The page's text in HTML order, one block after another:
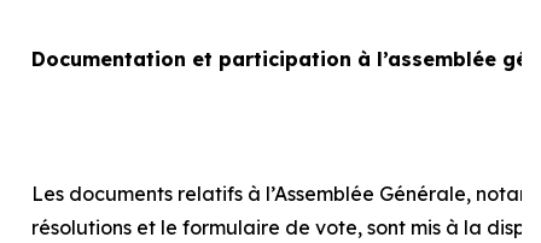
Documentation et participation à l’assemblée
Les documents relatifs à l’Assemblée Générale,
résolutions et le formulaire de vote, sont mis à la